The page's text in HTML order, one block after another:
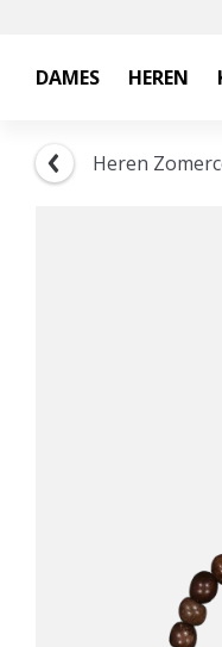
DAMES HEREN
Heren